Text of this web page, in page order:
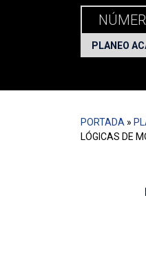
PLANEO
PORTADA »
LÓGICAS DE